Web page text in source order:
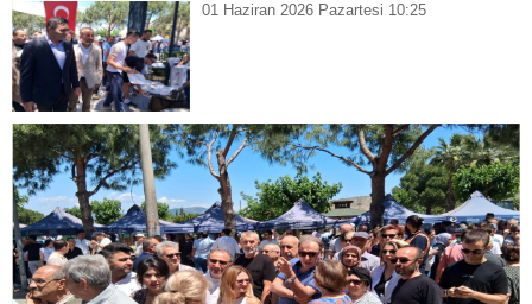
01 Haziran 2026 Pazartesi 10:25